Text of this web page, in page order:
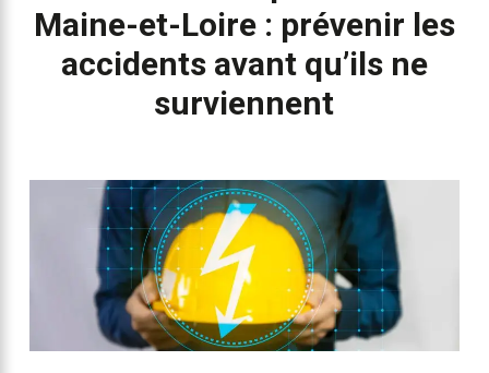
Maine-et-Loire : prévenir les
accidents avant qu’ils ne
surviennent